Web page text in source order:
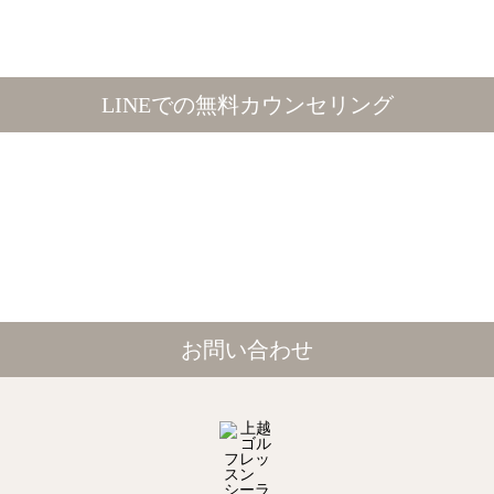
LINEでの無料カウンセリング
お問い合わせ